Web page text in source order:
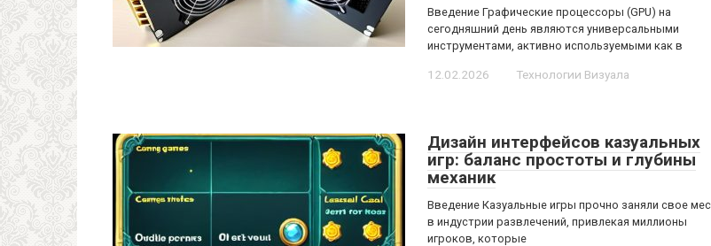
Введение Графические процессоры (GPU) на
сегодняшний день являются универсальными
инструментами, активно используемыми как в
12.02.2026 Технологии Визуала
Дизайн интерфейсов казуальных
игр: баланс простоты и глубины
механик
Введение Казуальные игры прочно заняли свое
в индустрии развлечений, привлекая миллионы
игроков, которые